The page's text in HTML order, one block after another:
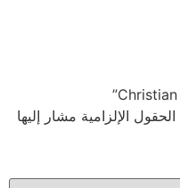
الحقول الإلزامية مشار إليها